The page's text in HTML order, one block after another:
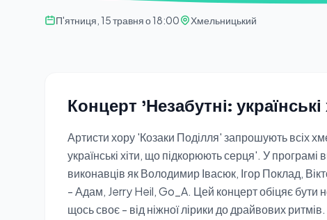
П'ятниця, 15 травня о 18:00 Хмельницький
Концерт 'Незабутні:
Артисти хору 'Козаки Поділля' запрошують всіх
українські хіти, що підкорюють серця'. У програмі
виконавців як Володимир Івасюк, Ігор Поклад,
- Адам, Jerry Heil, Go_A. Цей концерт обіцяє бути
щось своє - від ніжної лірики до драйвових ритмів.